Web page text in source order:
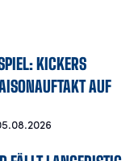
KICKERS
AUF